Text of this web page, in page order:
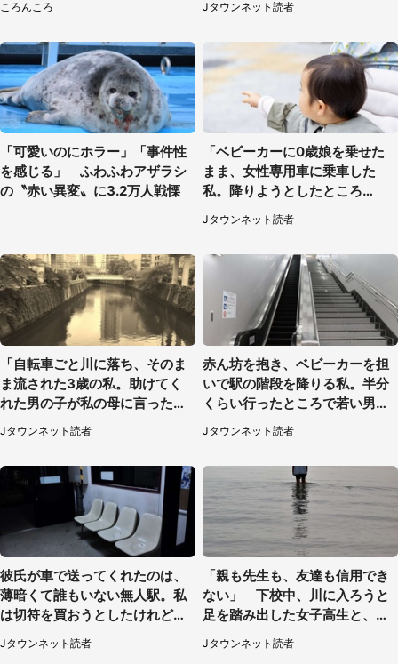
ころんころ Jタウンネット読者
「可愛いのにホラー」「事件性
を感じる」 ふわふわアザラシ
の〝赤い異変〟に3.2万人戦慄
「ベビーカーに0歳娘を乗せた
まま、女性専用車に乗車した
私。降りようとしたところ
で...」（大阪府・30代女性）
Jタウンネット読者
「自転車ごと川に落ち、そのま
ま流された3歳の私。助けてく
れた男の子が私の母に言ったの
は...」（千葉県・20代女性）
Jタウンネット読者
赤ん坊を抱き、ベビーカーを担
いで駅の階段を降りる私。半分
くらい行ったところで若い男性
が...（埼玉県・50代女性）
Jタウンネット読者
彼氏が車で送ってくれたのは、
薄暗くて誰もいない無人駅。私
は切符を買おうとしたけれど
（山形県・20代女性）
Jタウンネット読者
「親も先生も、友達も信用でき
ない」 下校中、川に入ろうと
足を踏み出した女子高生と、彼
女を止めた予想外の存在
Jタウンネット読者